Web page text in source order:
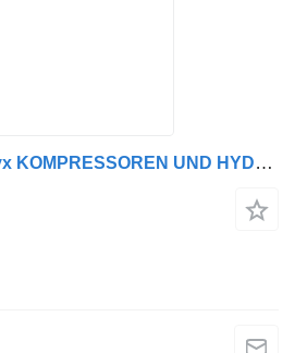
Компресор за въздух KOMPRESSOREN UND HYDRAULIKPUMPEN за автобус Mercedes-Benz SETRA MAN